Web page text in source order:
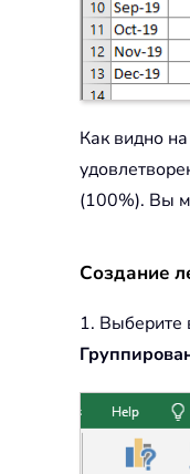
Как видно
(100%). Вы
Создание
1. Выберите